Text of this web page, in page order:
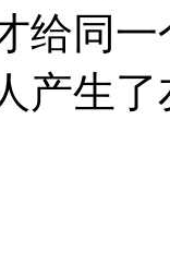
给同
产生